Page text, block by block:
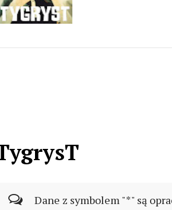
Dane z symbolem "*" są